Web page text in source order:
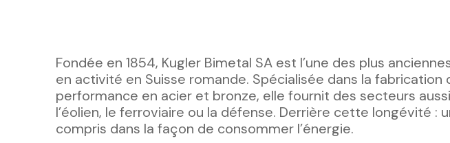
Fondée en 1854, Kugler Bimetal SA est l’une des plus
en activité en Suisse romande. Spécialisée dans la
performance en acier et bronze, elle fournit des secteurs
l’éolien, le ferroviaire ou la défense. Derrière cette longévité :
compris dans la façon de consommer l’énergie.